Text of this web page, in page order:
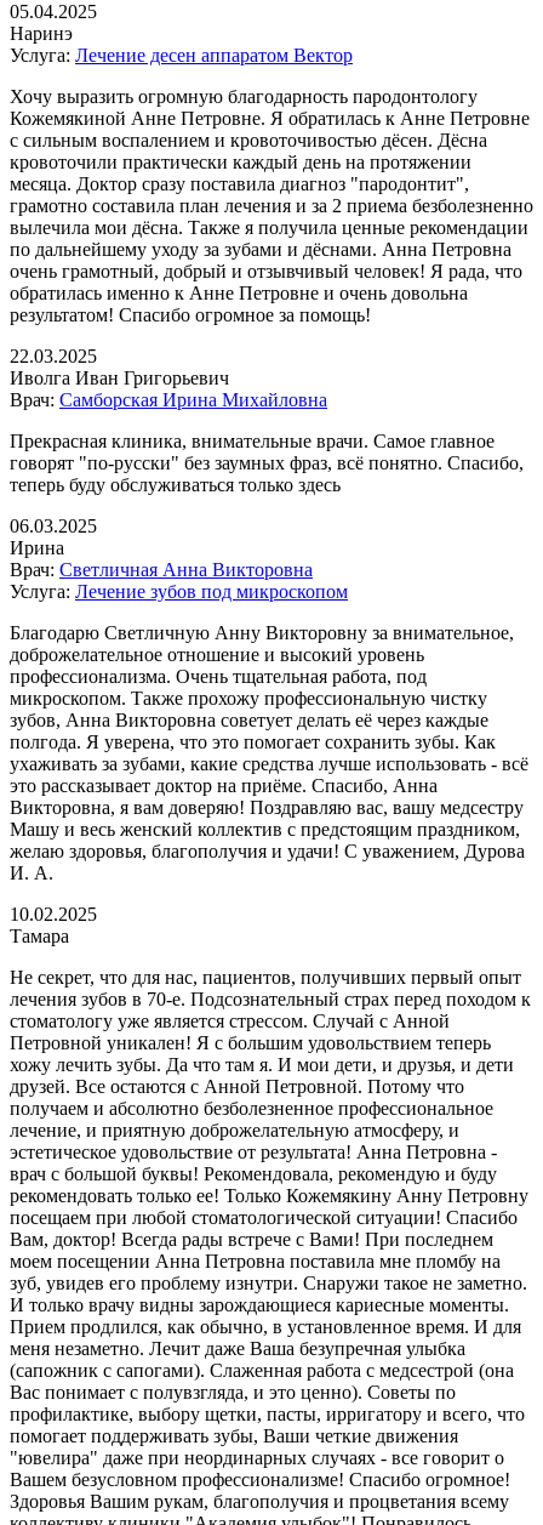
05.04.2025
Наринэ
Услуга: Лечение десен аппаратом Вектор
Хочу выразить огромную благодарность пародонтологу
Кожемякиной Анне Петровне. Я обратилась к Анне Петровне
с сильным воспалением и кровоточивостью дёсен. Дёсна
кровоточили практически каждый день на протяжении
месяца. Доктор сразу поставила диагноз "пародонтит​",
грамотно составила план лечения и за 2 приема безболезненно
вылечила мои дёсна. Также я получила ценные рекомендации
по дальнейшему уходу за зубами и дёснами. Анна Петровна
очень грамотный, добрый и отзывчивый человек! Я рада, что
обратилась именно к Анне Петровне и очень довольна
результатом! Спасибо огромное за помощь!
22.03.2025
Иволга Иван Григорьевич
Врач: Самборская Ирина Михайловна
Прекрасная клиника, внимательные врачи. Самое главное
говорят "по-русски" без заумных фраз, всё понятно. Спасибо,
теперь буду обслуживаться только здесь
06.03.2025
Ирина
Врач: Светличная Анна Викторовна
Услуга: Лечение зубов под микроскопом
Благодарю Светличную Анну Викторовну за внимательное,
доброжелательное отношение и высокий уровень
профессионализма. Очень тщательная работа, под
микроскопом. Также прохожу профессиональную чистку
зубов​, Анна Викторовна советует делать её через каждые
полгода. Я уверена, что это помогает сохранить зубы. Как
ухаживать за зубами, какие средства лучше использовать - всё
это рассказывает доктор на приёме. Спасибо, Анна
Викторовна, я вам доверяю! Поздравляю вас, вашу медсестру
Машу и весь женский коллектив с предстоящим праздником,
желаю здоровья, благополучия и удачи! С уважением, Дурова
И. А.
10.02.2025
Тамара
Не секрет, что для нас, пациентов, получивших первый опыт
лечения зубов​ в 70-е. Подсознательный страх перед походом к
стоматологу уже является стрессом. Случай с Анной
Петровной уникален! Я с большим удовольствием теперь
хожу лечить зубы. Да что там я. И мои дети, и друзья, и дети
друзей. Все остаются с Анной Петровной. Потому что
получаем и абсолютно безболезненное профессиональное
лечение, и приятную доброжелательную атмосферу, и
эстетическое удовольствие от результата! Анна Петровна -
врач с большой буквы! Рекомендовала, рекомендую и буду
рекомендовать только ее! Только Кожемякину Анну Петровну
посещаем при любой стоматологической ситуации! Спасибо
Вам, доктор! Всегда рады встрече с Вами! При последнем
моем посещении Анна Петровна поставила мне пломбу на
зуб, увидев его проблему изнутри. Снаружи такое не заметно.
И только врачу видны зарождающиеся кариесные моменты.
Прием продлился, как обычно, в установленное время. И для
меня незаметно. Лечит даже Ваша безупречная улыбка
(сапожник с сапогами). Слаженная работа с медсестрой (она
Вас понимает с полувзгляда, и это ценно). Советы по
профилактике, выбору щетки, пасты, ирригатору и всего, что
помогает поддерживать зубы, Ваши четкие движения
"ювелира" даже при неординарных случаях - все говорит о
Вашем безусловном профессионализме! Спасибо огромное!
Здоровья Вашим рукам, благополучия и процветания всему